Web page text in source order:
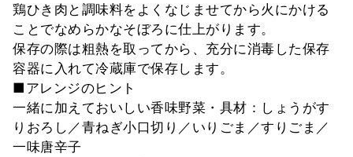
鶏ひき肉と調味料をよくなじませてから火にかける
ことでなめらかなそぼろに仕上がります。
保存の際は粗熱を取ってから、充分に消毒した保存
容器に入れて冷蔵庫で保存します。
■アレンジのヒント
一緒に加えておいしい香味野菜・具材：しょうがす
りおろし／青ねぎ小口切り／いりごま／すりごま／
一味唐辛子